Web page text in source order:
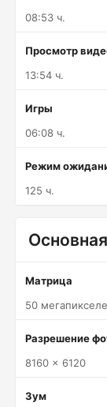
08:53 ч.
Просмотр
13:54 ч.
Игры
06:08 ч.
Режим
125 ч.
Матрица
50
Разрешение
8160 x 6120
Зум